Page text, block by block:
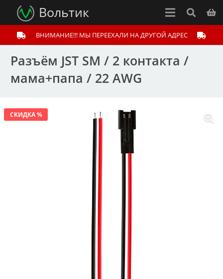
Вольтик
ВНИМАНИЕ!!! МЫ ПЕРЕЕХАЛИ НА ДРУГОЙ АДРЕС
Разъём JST SM / 2 контакта /
мама+папа / 22 AWG
СКИДКА %